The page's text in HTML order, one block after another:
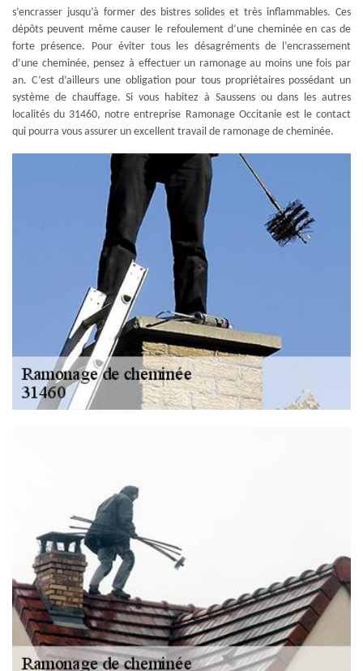
s’encrasser jusqu’à former des bistres solides et très inflammables. Ces
dépôts peuvent même causer le refoulement d’une cheminée en cas de
forte présence. Pour éviter tous les désagréments de l’encrassement
d’une cheminée, pensez à effectuer un ramonage au moins une fois par
an. C’est d’ailleurs une obligation pour tous propriétaires possédant un
système de chauffage. Si vous habitez à Saussens ou dans les autres
localités du 31460, notre entreprise Ramonage Occitanie est le contact
qui pourra vous assurer un excellent travail de ramonage de cheminée.